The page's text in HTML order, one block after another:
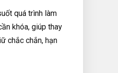
quá trình làm
khóa, giúp thay
chắc chắn, hạn